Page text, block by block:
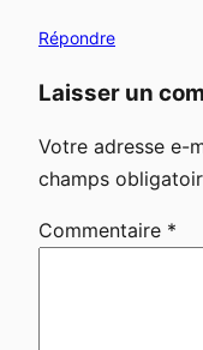
Répondre
Laisser un
Votre adresse e-
champs
Commentaire *